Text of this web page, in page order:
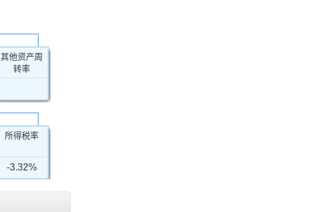
其他资产周
转率
所得税率
-3.32%